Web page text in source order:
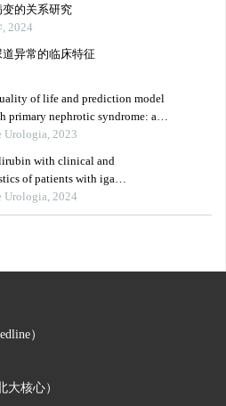
的关系研究
2024
异常的临床特征
of life and prediction model
primary nephrotic syndrome: a
study
Urologia, 2023
with clinical and
of patients with iga
Urologia, 2024
）
核心）